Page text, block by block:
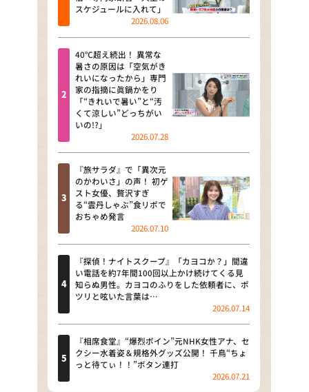
～ やすとものいたって真剣です
探偵！ナイトスクープ
news おかえり
河合＆A.B.C-Z塚田×福井アナ
「なんでやねん！？」（news お
かえり）
DAIGOも台所 ～きょうの献立 何
にする？～
本日はダイアンなり！シーズン２
朝だ！生です旅サラダ
教えて！ニュースライブ 正義の
ミカタ
ＬＩＦＥ～夢のカタチ～
新婚さんいらっしゃい！
ポツンと一軒家
ザキ山小屋本館
スケジュールに入れて」
2026.08.06
40℃超え続出！ 異常な
暑さの原因は「空気がき
れいになったから」専門
家の指摘に眞鍋かをり
「“きれいで暑い”と“汚
くて涼しい”どっちがい
いの!?」
2026.07.28
『旅サラダ』で「異次元
のかわいさ」の声！ 初ゲ
スト女優、贅沢すぎ
る“雲丹しゃぶ”食リポで
おちゃめ発言
2026.07.10
『探偵！ナイトスクープ』「カヨコか？」間違
い電話を約7年間100回以上かけ続けてくる見
知らぬ男性。カヨコのふりをした依頼者に、ポ
ツリと呟いた言葉は…
2026.07.14
『相席食堂』“爆烈ボイン”元NHK女性アナ、セ
クシー水着姿＆規格外グッズ公開！ 千鳥“ちょ
っと待てぃ！！”ボタン連打
2026.07.21